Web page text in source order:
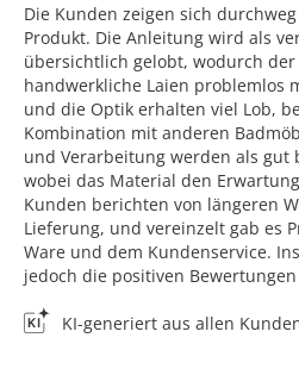
Die Kunden zeigen sich
Produkt. Die Anleitung wird als
übersichtlich gelobt, wodurch
handwerkliche Laien problemlos
und die Optik erhalten viel Lob,
Kombination mit anderen
und Verarbeitung werden als gut
wobei das Material den
Kunden berichten von längeren
Lieferung, und vereinzelt gab es
Ware und dem Kundenservice.
jedoch die positiven
KI-generiert aus allen